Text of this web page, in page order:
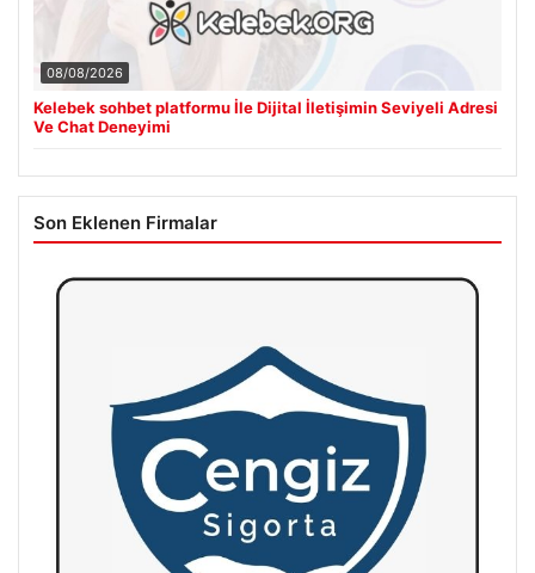
08/08/2026
Kelebek sohbet platformu İle Dijital İletişimin Seviyeli Adresi
Ve Chat Deneyimi
Son Eklenen Firmalar